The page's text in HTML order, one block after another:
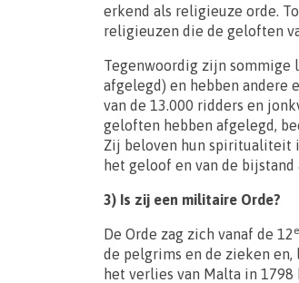
erkend als religieuze orde.
religieuzen die de geloften
Tegenwoordig zijn sommige
afgelegd) en hebben andere
van de 13.000 ridders en
geloften hebben afgelegd,
Zij beloven hun spiritualiteit
het geloof en van de bijstand
3) Is zij een militaire Orde?
De Orde zag zich vanaf de 12 e
de pelgrims en de zieken
het verlies van Malta in